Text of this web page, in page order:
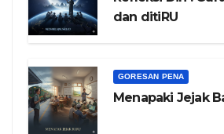
dan ditiRU
GORESAN PENA
Menapaki Jejak